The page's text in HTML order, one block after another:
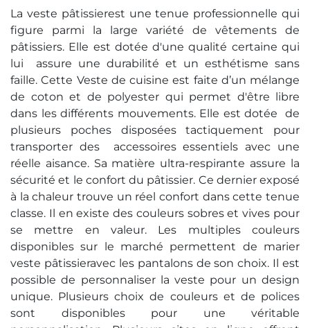
La veste pâtissierest une tenue professionnelle qui
figure parmi la large variété de vêtements de
pâtissiers. Elle est dotée d'une qualité certaine qui
lui assure une durabilité et un esthétisme sans
faille. Cette Veste de cuisine est faite d’un mélange
de coton et de polyester qui permet d'être libre
dans les différents mouvements. Elle est dotée de
plusieurs poches disposées tactiquement pour
transporter des accessoires essentiels avec une
réelle aisance. Sa matière ultra-respirante assure la
sécurité et le confort du pâtissier. Ce dernier exposé
à la chaleur trouve un réel confort dans cette tenue
classe. Il en existe des couleurs sobres et vives pour
se mettre en valeur. Les multiples couleurs
disponibles sur le marché permettent de marier
veste pâtissieravec les pantalons de son choix. Il est
possible de personnaliser la veste pour un design
unique. Plusieurs choix de couleurs et de polices
sont disponibles pour une véritable